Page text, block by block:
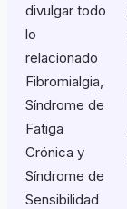
divulgar todo
lo
relacionado
Fibromialgia,
Síndrome de
Fatiga
Crónica y
Síndrome de
Sensibilidad